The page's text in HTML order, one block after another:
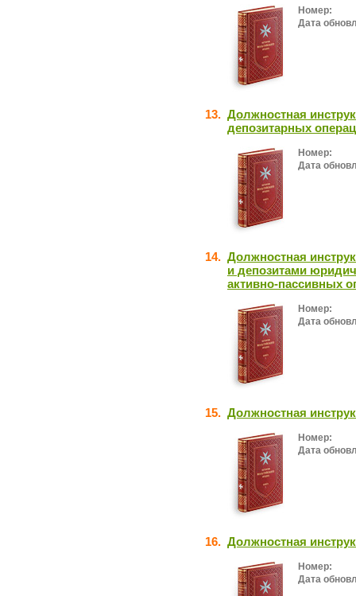
Номер:
Дата
13. Должностная
депозитарных
Номер:
Дата
14. Должностная
и депозитами
активно-пассивных
Номер:
Дата
15. Должностная
Номер:
Дата
16. Должностная
Номер:
Дата